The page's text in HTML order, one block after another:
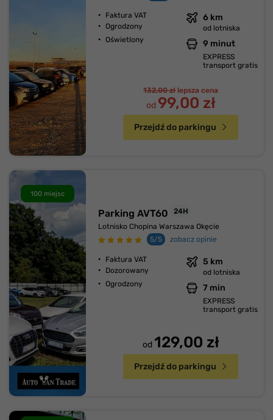
Faktura VAT
Ogrodzony
Oświetlony
6 km
od lotniska
9 minut
EXPRESS
transport gratis
132,00 zł lepsza cena
od 99,00 zł
Przejdź do parkingu
100 miejsc
Parking AVT60
24H
Lotnisko Chopina Warszawa Okęcie
5/5
zobacz opinie
Faktura VAT
Dozorowany
Ogrodzony
5 km
od lotniska
7 min
EXPRESS
transport gratis
od129,00 zł
Przejdź do parkingu